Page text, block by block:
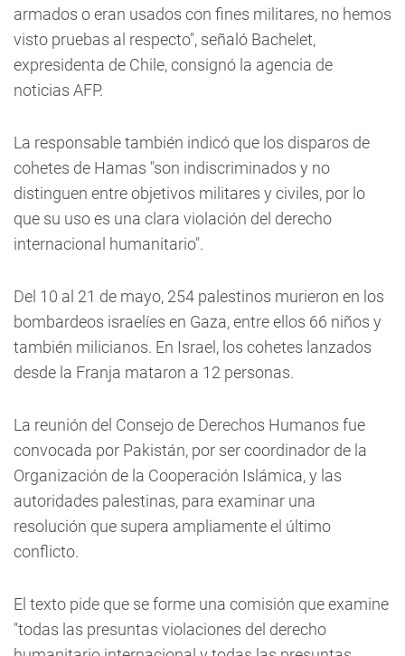
armados o eran usados con fines militares, no hemos
visto pruebas al respecto", señaló Bachelet,
expresidenta de Chile, consignó la agencia de
noticias AFP.
La responsable también indicó que los disparos de
cohetes de Hamas "son indiscriminados y no
distinguen entre objetivos militares y civiles, por lo
que su uso es una clara violación del derecho
internacional humanitario".
Del 10 al 21 de mayo, 254 palestinos murieron en los
bombardeos israelíes en Gaza, entre ellos 66 niños y
también milicianos. En Israel, los cohetes lanzados
desde la Franja mataron a 12 personas.
La reunión del Consejo de Derechos Humanos fue
convocada por Pakistán, por ser coordinador de la
Organización de la Cooperación Islámica, y las
autoridades palestinas, para examinar una
resolución que supera ampliamente el último
conflicto.
El texto pide que se forme una comisión que examine
"todas las presuntas violaciones del derecho